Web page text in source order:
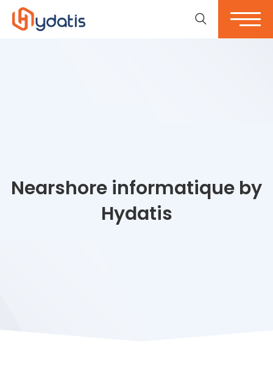
Nearshore informatique by
Hydatis